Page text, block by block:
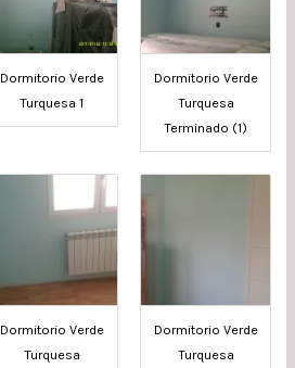
Dormitorio Verde
Turquesa 1
Dormitorio Verde
Turquesa
Terminado (1)
Dormitorio Verde
Turquesa
Dormitorio Verde
Turquesa